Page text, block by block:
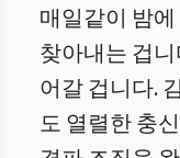
매일같이 밤
찾아내는 겁
어갈 겁니다.
도 열렬한 충